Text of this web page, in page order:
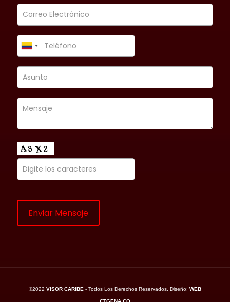
©2022 VISOR CARIBE - Todos Los Derechos Reservados. Diseño: WEB